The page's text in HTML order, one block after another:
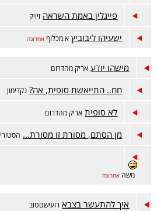
פייגלין באמת השראה זיויק
ישעיהו ליבוביץ א.מכלוף אחרונה
מישהו יודע אריק מהדרום
חח.. התייאשת סופית, אה? נקדימון
לא סופית אריק מהדרום
מן הסתם, מסורת זו מסורת... הסטורי
משה אחרונה
איך להתעשר בצבא רועישםטוב